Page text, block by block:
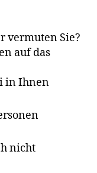
vermuten Sie?
auf das
in Ihnen
nicht